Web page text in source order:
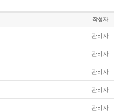
작성자
관리자
관리자
관리자
관리자
관리자